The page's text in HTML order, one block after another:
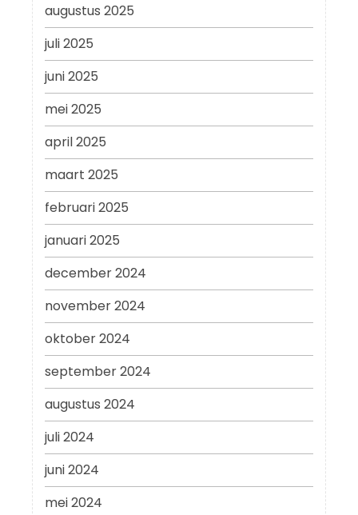
augustus 2025
juli 2025
juni 2025
mei 2025
april 2025
maart 2025
februari 2025
januari 2025
december 2024
november 2024
oktober 2024
september 2024
augustus 2024
juli 2024
juni 2024
mei 2024